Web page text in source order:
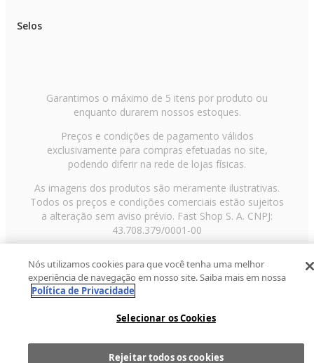
Selos
Garantimos o máximo de 5 itens por produto ou
enquanto durarem nossos estoques.
Preços e condições de pagamento válidos
exclusivamente para compras efetuadas no site,
podendo diferir na rede de lojas físicas.
As imagens dos produtos são meramente ilustrativas.
Todos os preços e condições comerciais estão sujeitos
a alteração sem aviso prévio. Fast Shop S. A. CNPJ:
43.708.379/0001-00
Paulo/SP, CEP 02029-001, Telefone: 11 3003-3728 ©
2013 Fast Shop - Todos os direitos reservadosRF
Nós utilizamos cookies para que você tenha uma melhor
experiência de navegação em nosso site. Saiba mais em nossa
Política de Privacidade
Selecionar os Cookies
Rejeitar todos os cookies